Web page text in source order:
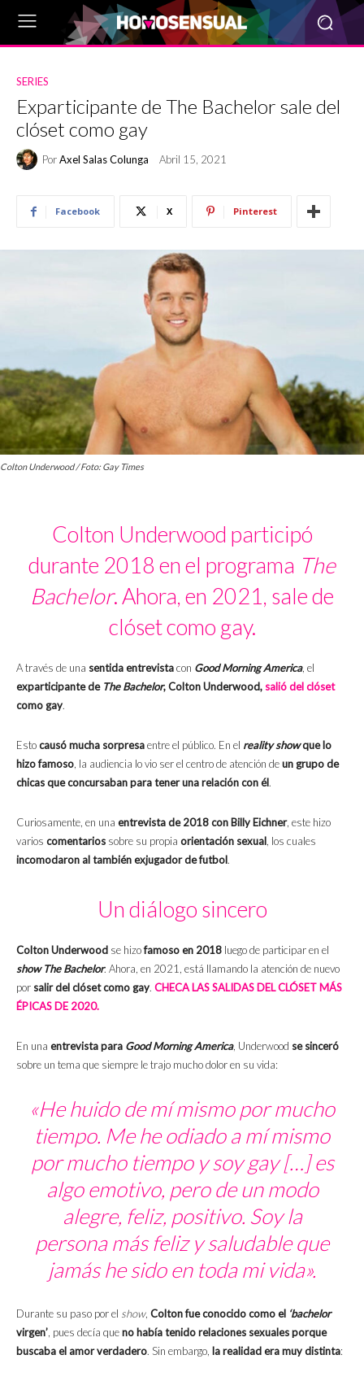
SERIES
Exparticipante de The Bachelor sale del
clóset como gay
PorAxel Salas Colunga Abril 15, 2021
Facebook X Pinterest
Colton Underwood / Foto: Gay Times
Colton Underwood participó
durante 2018 en el programa The
Bachelor. Ahora, en 2021, sale de
clóset como gay.
A través de una sentida entrevistacon Good Morning America, el
exparticipante de The Bachelor, Colton Underwood, salió del clóset
como gay.
Estocausó mucha sorpresaentre el público. En el reality showque lo
hizo famoso, la audiencia lo vio ser el centro de atención deun grupo de
chicas que concursaban para tener una relación con él.
Curiosamente, en una entrevista de 2018 con Billy Eichner, este hizo
varios comentarios sobre su propia orientación sexual, los cuales
incomodaron al también exjugador de futbol.
Un diálogo sincero
Colton Underwood se hizofamoso en 2018 luego de participar en el
show The Bachelor. Ahora, en 2021, está llamando la atención de nuevo
por salir del clóset como gay. CHECA LAS SALIDAS DEL CLÓSET MÁS
ÉPICAS DE 2020.
En una entrevista para Good Morning America, Underwood se sinceró
sobre un tema que siempre le trajo mucho dolor en su vida:
«He huido de mí mismo por mucho
tiempo. Me he odiado a mí mismo
por mucho tiempo y soy gay […] es
algo emotivo, pero de un modo
alegre, feliz, positivo. Soy la
persona más feliz y saludable que
jamás he sido en toda mi vida».
Durante su paso por el show, Colton fue conocido como el ‘bachelor
virgen’, pues decía queno había tenido relaciones sexuales porque
buscaba el amor verdadero. Sin embargo, la realidad era muy distinta: